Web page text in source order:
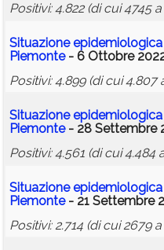
Positivi: 4.822 (di cui 4745
Situazione
Piemonte- 6 Ottobre
Positivi: 4.899 (di cui 4.807
Situazione
Piemonte- 28 Settembre
Positivi: 4.561 (di cui 4.484
Situazione
Piemonte- 21 Settembre
Positivi: 2.714 (di cui 2679